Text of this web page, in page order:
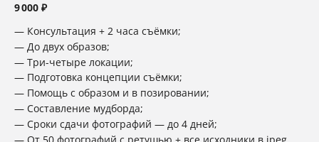
9 000 ₽
Консультация + 2 часа съёмки;
До двух образов;
Три-четыре локации;
Подготовка концепции съёмки;
Помощь с образом и в позировании;
Составление мудборда;
Сроки сдачи фотографий — до 4 дней;
От 50 фотографий с ретушью + все исходники в jpeg.